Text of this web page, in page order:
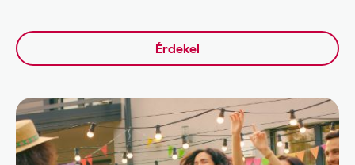
Érdekel